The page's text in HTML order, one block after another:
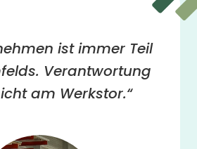
ist immer Teil
Verantwortung
am Werkstor.“